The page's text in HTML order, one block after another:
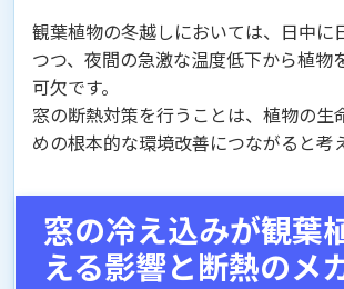
観葉植物の冬越しにおいては、日中に
つつ、夜間の急激な温度低下から植物
可欠です。
窓の断熱対策を行うことは、植物の生
めの根本的な環境改善につながると考
窓の冷え込みが観葉
える影響と断熱のメ